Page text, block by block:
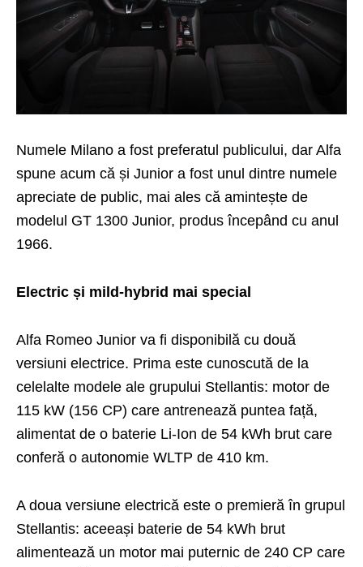
Numele Milano a fost preferatul publicului, dar Alfa
spune acum că și Junior a fost unul dintre numele
apreciate de public, mai ales că amintește de
modelul GT 1300 Junior, produs începând cu anul
1966.
Electric și mild-hybrid mai special
Alfa Romeo Junior va fi disponibilă cu două
versiuni electrice. Prima este cunoscută de la
celelalte modele ale grupului Stellantis: motor de
115 kW (156 CP) care antrenează puntea față,
alimentat de o baterie Li-Ion de 54 kWh brut care
conferă o autonomie WLTP de 410 km.
A doua versiune electrică este o premieră în grupul
Stellantis: aceeași baterie de 54 kWh brut
alimentează un motor mai puternic de 240 CP care